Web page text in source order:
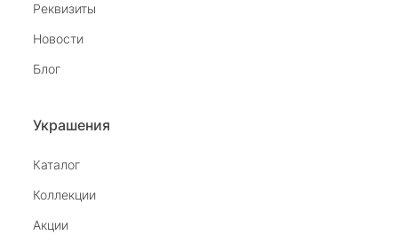
Реквизиты
Новости
Блог
Украшения
Каталог
Коллекции
Акции